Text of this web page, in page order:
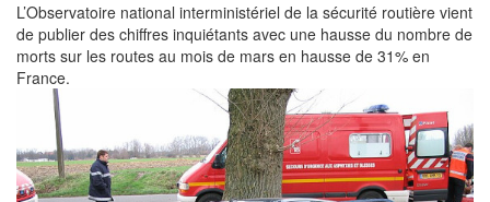
L’Observatoire national interministériel de la sécurité routière vient
de publier des chiffres inquiétants avec une hausse du nombre de
morts sur les routes au mois de mars en hausse de 31% en
France.